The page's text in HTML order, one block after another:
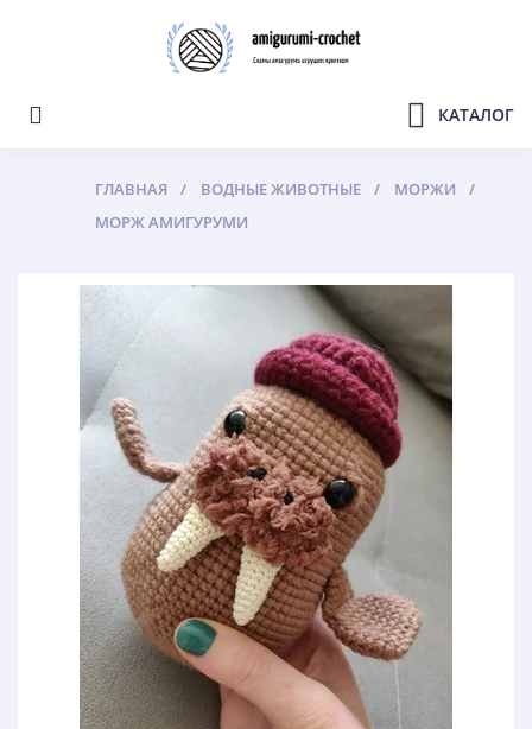
КАТАЛОГ
ГЛАВНАЯ ВОДНЫЕ ЖИВОТНЫЕ
МОРЖИ
МОРЖ АМИГУРУМИ